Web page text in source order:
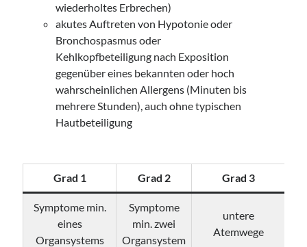
wiederholtes Erbrechen)
akutes Auftreten von Hypotonie oder
Bronchospasmus oder
Kehlkopfbeteiligung nach Exposition
gegenüber eines bekannten oder hoch
wahrscheinlichen Allergens (Minuten bis
mehrere Stunden), auch ohne typischen
Hautbeteiligung
Grad 1 Grad 2 Grad 3
Symptome min.
eines
Organsystems
Symptome
min. zwei
Organsystem
untere
Atemwege